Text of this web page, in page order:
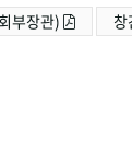
부장관)